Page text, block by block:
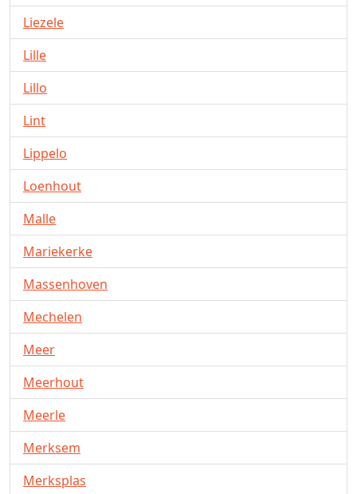
Liezele
Lille
Lillo
Lint
Lippelo
Loenhout
Malle
Mariekerke
Massenhoven
Mechelen
Meer
Meerhout
Meerle
Merksem
Merksplas